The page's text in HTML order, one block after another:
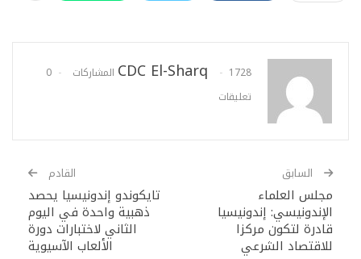
CDC El-Sharq 1728 المشاركات
0
تعليقات
السابق
مجلس العلماء
الإندونيسي: إندونيسيا
قادرة لتكون مركزا
للاقتصاد الشرعي
القادم
تايكوندو إندونيسيا يحصد
ذهبية واحدة في اليوم
الثاني لاختبارات دورة
الألعاب الآسيوية